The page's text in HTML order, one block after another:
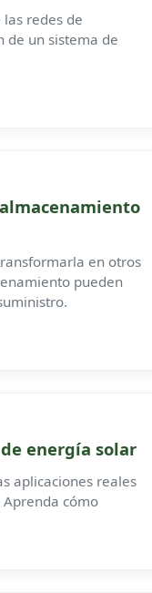
redes de
de un sistema de
en otros
pueden
energía solar
aplicaciones reales
cómo